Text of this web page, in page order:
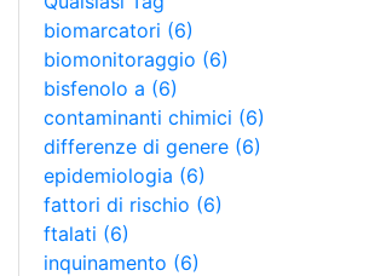
biomarcatori (6)
biomonitoraggio (6)
bisfenolo a (6)
contaminanti chimici (6)
differenze di genere (6)
epidemiologia (6)
fattori di rischio (6)
ftalati (6)
inquinamento (6)